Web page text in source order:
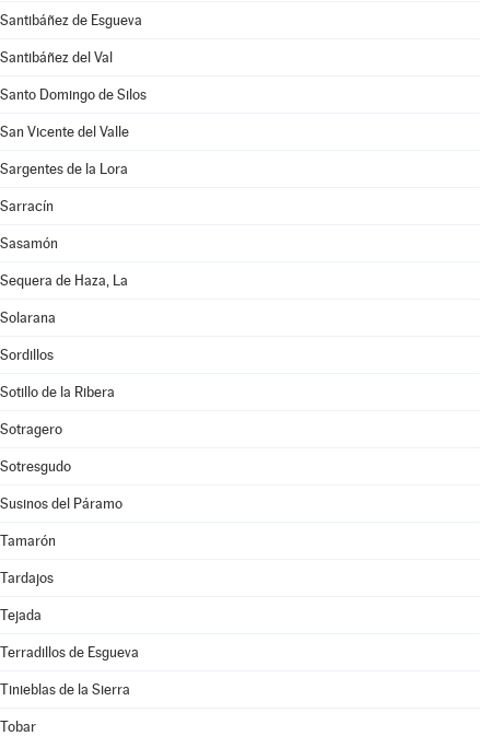
Santibáñez de Esgueva
Santibáñez del Val
Santo Domingo de Silos
San Vicente del Valle
Sargentes de la Lora
Sarracín
Sasamón
Sequera de Haza, La
Solarana
Sordillos
Sotillo de la Ribera
Sotragero
Sotresgudo
Susinos del Páramo
Tamarón
Tardajos
Tejada
Terradillos de Esgueva
Tinieblas de la Sierra
Tobar